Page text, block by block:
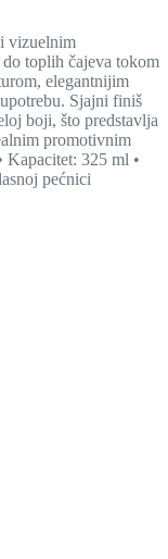
vizuelnim
toplih čajeva tokom
elegantnijim
Sjajni finiš
boji, što predstavlja
promotivnim
325 ml •
pećnici